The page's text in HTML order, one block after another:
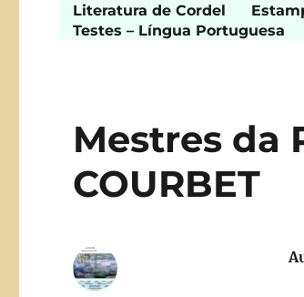
Literatura de Cordel
Testes – Língua Portuguesa
Mestres da
COURBET